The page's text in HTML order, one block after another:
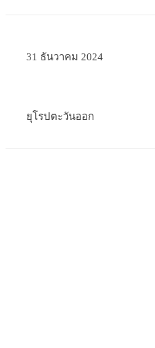
31 ธันวาคม 2024
ยุโรปตะวันออก